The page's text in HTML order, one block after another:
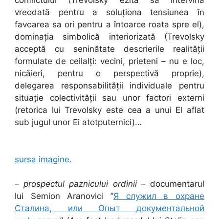
vreodată pentru a soluționa tensiunea în
favoarea sa ori pentru a întoarce roata spre el),
dominația simbolică interiorizată (Trevolsky
acceptă cu seninătate descrierile realității
formulate de ceilalți: vecini, prieteni – nu e loc,
nicăieri, pentru o perspectivă proprie),
delegarea responsabilității individuale pentru
situație colectivității sau unor factori externi
(retorica lui Trevolsky este cea a unui El aflat
sub jugul unor Ei atotputernici)…
sursa imagine.
–prospectul paznicului ordinii– documentarul
lui Semion Aranovici ”Я служил в охране
Сталина, или Опыт документальной